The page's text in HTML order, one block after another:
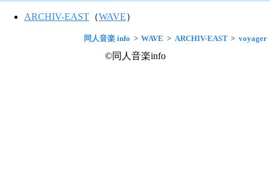
ARCHIV-EAST （WAVE）
同人音楽 info WAVE ARCHIV-EAST voyager
©同人音楽info